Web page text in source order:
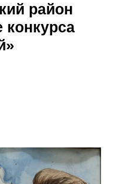
район
конкурса